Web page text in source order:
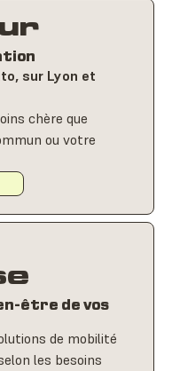
sur Lyon et
chère que
ou votre
être de vos
de mobilité
les besoins